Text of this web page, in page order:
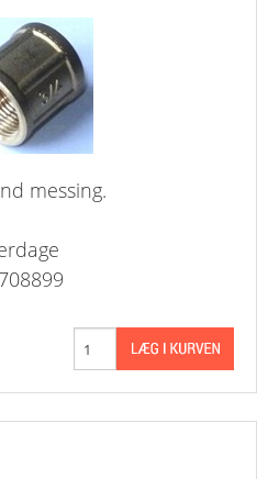
messing.